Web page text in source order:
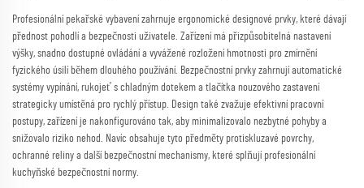
Profesionální pekařské vybavení zahrnuje ergonomické designové prvky, které dávají
přednost pohodlí a bezpečnosti uživatele. Zařízení má přizpůsobitelná nastavení
výšky, snadno dostupné ovládání a vyvážené rozložení hmotnosti pro zmírnění
fyzického úsilí během dlouhého používání. Bezpečnostní prvky zahrnují automatické
systémy vypínání, rukojeť s chladným dotekem a tlačítka nouzového zastavení
strategicky umístěná pro rychlý přístup. Design také zvažuje efektivní pracovní
postupy, zařízení je nakonfigurováno tak, aby minimalizovalo nezbytné pohyby a
snižovalo riziko nehod. Navíc obsahuje tyto předměty protiskluzavé povrchy,
ochranné reliny a další bezpečnostní mechanismy, které splňují profesionální
kuchyňské bezpečnostní normy.